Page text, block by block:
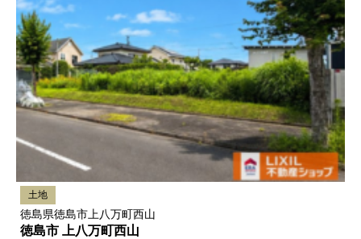
土地
徳島県徳島市上八万町西山
徳島市 上八万町西山